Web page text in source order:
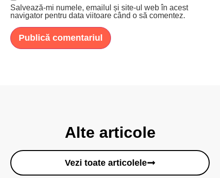
Salvează-mi numele, emailul și site-ul web în acest
navigator pentru data viitoare când o să comentez.
Alte articole
Vezi toate articolele